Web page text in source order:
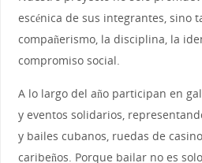
escénica de sus integrantes, sino
compañerismo, la disciplina, la
compromiso social.
A lo largo del año participan en
y eventos solidarios,
y bailes cubanos, ruedas de
caribeños. Porque bailar no es